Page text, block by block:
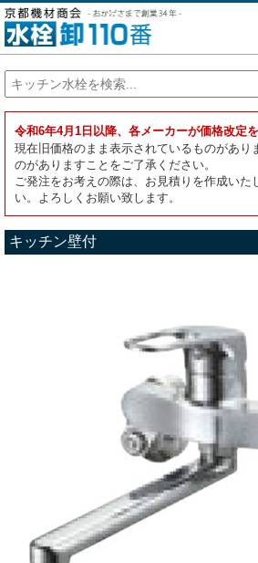
令和6年4月1日以降、各メーカーが価格改定
現在旧価格のまま表示されているものがあり
のがありますことをご了承ください。
ご発注をお考えの際は、お見積りを作成いた
い。よろしくお願い致します。
キッチン壁付